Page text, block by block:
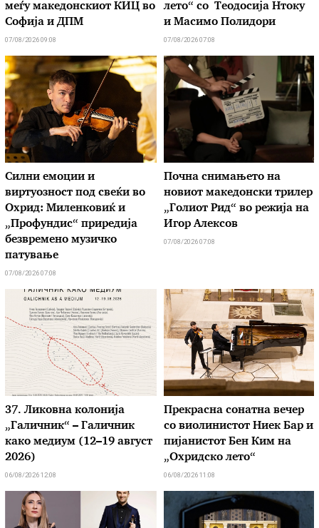
меѓу македонскиот КИЦ во
Софија и ДПМ
07/08/2026 09:08
лето“ со Теодосија Нтоку
и Масимо Полидори
07/08/2026 07:08
Силни емоции и
виртуозност под свеќи во
Охрид: Миленковиќ и
„Профундис“ приредија
безвремено музичко
патување
07/08/2026 07:08
Почна снимањето на
новиот македонски трилер
„Голиот Рид“ во режија на
Игор Алексов
07/08/2026 07:08
37. Ликовна колонија
„Галичник“ – Галичник
како медиум (12–19 август
2026)
06/08/2026 12:08
Прекрасна сонатна вечер
со виолинистот Ниек Бар и
пијанистот Бен Ким на
„Охридско лето“
06/08/2026 11:08